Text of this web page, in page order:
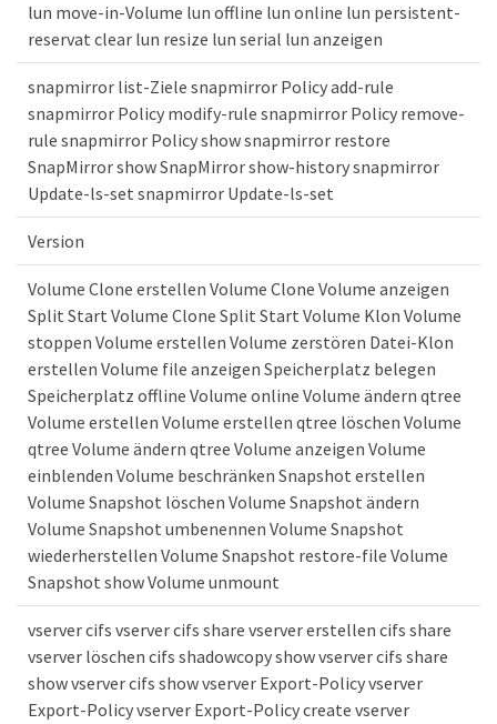
lun move-in-Volume lun offline lun online lun persistent-
reservat clear lun resize lun serial lun anzeigen
snapmirror list-Ziele snapmirror Policy add-rule
snapmirror Policy modify-rule snapmirror Policy remove-
rule snapmirror Policy show snapmirror restore
SnapMirror show SnapMirror show-history snapmirror
Update-ls-set snapmirror Update-ls-set
Version
Volume Clone erstellen Volume Clone Volume anzeigen
Split Start Volume Clone Split Start Volume Klon Volume
stoppen Volume erstellen Volume zerstören Datei-Klon
erstellen Volume file anzeigen Speicherplatz belegen
Speicherplatz offline Volume online Volume ändern qtree
Volume erstellen Volume erstellen qtree löschen Volume
qtree Volume ändern qtree Volume anzeigen Volume
einblenden Volume beschränken Snapshot erstellen
Volume Snapshot löschen Volume Snapshot ändern
Volume Snapshot umbenennen Volume Snapshot
wiederherstellen Volume Snapshot restore-file Volume
Snapshot show Volume unmount
vserver cifs vserver cifs share vserver erstellen cifs share
vserver löschen cifs shadowcopy show vserver cifs share
show vserver cifs show vserver Export-Policy vserver
Export-Policy vserver Export-Policy create vserver